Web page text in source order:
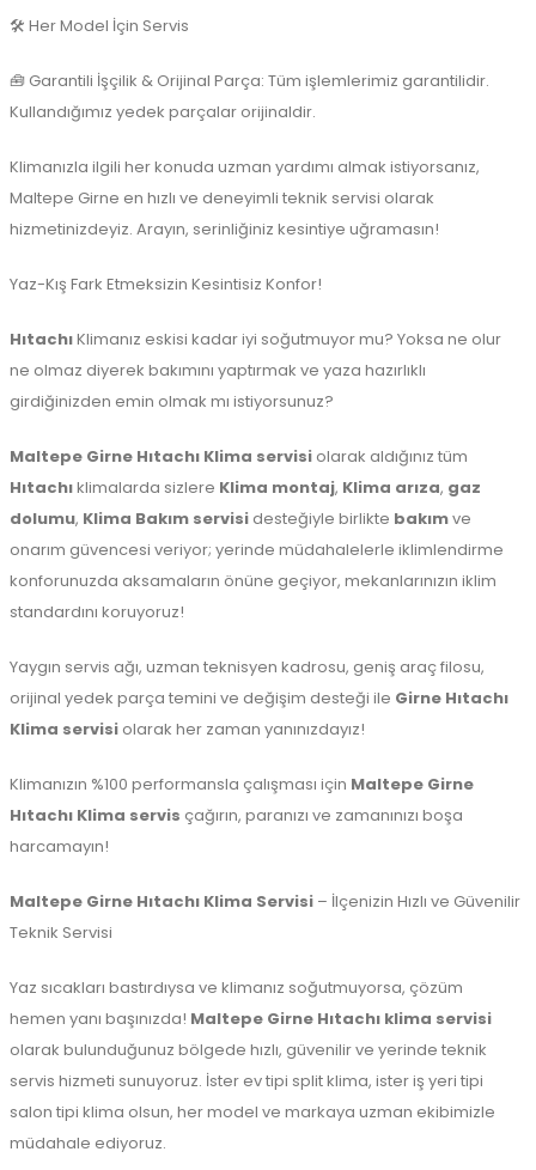
🛠️ Her Model İçin Servis
🧰 Garantili İşçilik & Orijinal Parça: Tüm işlemlerimiz garantilidir.
Kullandığımız yedek parçalar orijinaldir.
Klimanızla ilgili her konuda uzman yardımı almak istiyorsanız,
Maltepe Girne en hızlı ve deneyimli teknik servisi olarak
hizmetinizdeyiz. Arayın, serinliğiniz kesintiye uğramasın!
Yaz-Kış Fark Etmeksizin Kesintisiz Konfor!
HıtachıKlimanız eskisi kadar iyi soğutmuyor mu? Yoksa ne olur
ne olmaz diyerek bakımını yaptırmak ve yaza hazırlıklı
girdiğinizden emin olmak mı istiyorsunuz?
Maltepe Girne Hıtachı Klima servisi olarak aldığınız tüm
Hıtachıklimalarda sizlere Klima montaj, Klima arıza, gaz
dolumu, Klima Bakım servisi desteğiyle birlikte bakımve
onarım güvencesi veriyor; yerinde müdahalelerle iklimlendirme
konforunuzda aksamaların önüne geçiyor, mekanlarınızın iklim
standardını koruyoruz!
Yaygın servis ağı, uzman teknisyen kadrosu, geniş araç filosu,
orijinal yedek parça temini ve değişim desteği ile Girne Hıtachı
Klima servisi olarak her zaman yanınızdayız!
Klimanızın %100 performansla çalışması için Maltepe Girne
Hıtachı Klima servis çağırın, paranızı ve zamanınızı boşa
harcamayın!
Maltepe Girne Hıtachı Klima Servisi – İlçenizin Hızlı ve Güvenilir
Teknik Servisi
Yaz sıcakları bastırdıysa ve klimanız soğutmuyorsa, çözüm
hemen yanı başınızda! Maltepe Girne Hıtachı klima servisi
olarak bulunduğunuz bölgede hızlı, güvenilir ve yerinde teknik
servis hizmeti sunuyoruz. İster ev tipi split klima, ister iş yeri tipi
salon tipi klima olsun, her model ve markaya uzman ekibimizle
müdahale ediyoruz.